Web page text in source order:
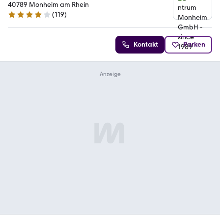
40789 Monheim am Rhein
4 Sterne
(119)
Kontakt Parken